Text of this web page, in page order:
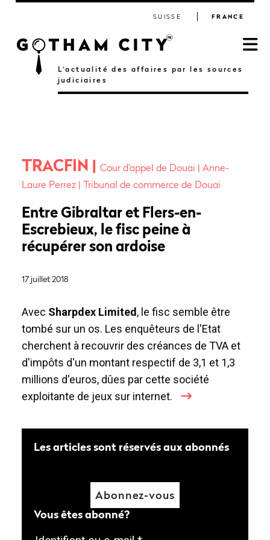
L'actualité des affaires par les sources
judiciaires
SUISSE FRANCE
TRACFIN Cour d'appel de Douai
Anne-
Laure Perrez Tribunal de commerce de Douai
Entre Gibraltar et Flers-en-
Escrebieux, le fisc peine à
récupérer son ardoise
17 juillet 2018
Avec Sharpdex Limited, le fisc semble être
tombé sur un os. Les enquêteurs de l'Etat
cherchent à recouvrir des créances de TVA et
d'impôts d'un montant respectif de 3,1 et 1,3
millions d'euros, dûes par cette société
exploitante de jeux sur internet.
Les articles sont réservés aux abonnés
Abonnez-vous
Vous êtes abonné?